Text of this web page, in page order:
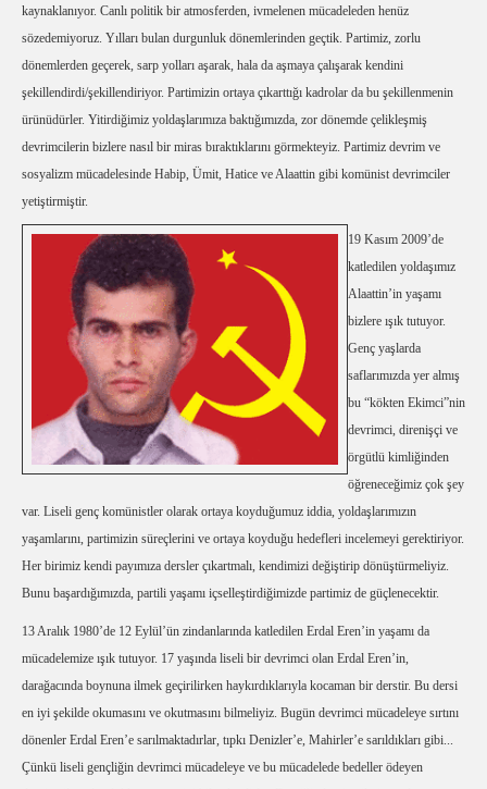
kaynaklanıyor. Canlı politik bir atmosferden, ivmelenen mücadeleden henüz
sözedemiyoruz. Yılları bulan durgunluk dönemlerinden geçtik. Partimiz, zorlu
dönemlerden geçerek, sarp yolları aşarak, hala da aşmaya çalışarak kendini
şekillendirdi/şekillendiriyor. Partimizin ortaya çıkarttığı kadrolar da bu şekillenmenin
ürünüdürler. Yitirdiğimiz yoldaşlarımıza baktığımızda, zor dönemde çelikleşmiş
devrimcilerin bizlere nasıl bir miras bıraktıklarını görmekteyiz. Partimiz devrim ve
sosyalizm mücadelesinde Habip, Ümit, Hatice ve Alaattin gibi komünist devrimciler
yetiştirmiştir.
19 Kasım 2009’de
katledilen yoldaşımız
Alaattin’in yaşamı
bizlere ışık tutuyor.
Genç yaşlarda
saflarımızda yer almış
bu “kökten Ekimci”nin
devrimci, direnişçi ve
örgütlü kimliğinden
öğreneceğimiz çok şey
var. Liseli genç komünistler olarak ortaya koyduğumuz iddia, yoldaşlarımızın
yaşamlarını, partimizin süreçlerini ve ortaya koyduğu hedefleri incelemeyi gerektiriyor.
Her birimiz kendi payımıza dersler çıkartmalı, kendimizi değiştirip dönüştürmeliyiz.
Bunu başardığımızda, partili yaşamı içselleştirdiğimizde partimiz de güçlenecektir.
13 Aralık 1980’de 12 Eylül’ün zindanlarında katledilen Erdal Eren’in yaşamı da
mücadelemize ışık tutuyor. 17 yaşında liseli bir devrimci olan Erdal Eren’in,
darağacında boynuna ilmek geçirilirken haykırdıklarıyla kocaman bir derstir. Bu dersi
en iyi şekilde okumasını ve okutmasını bilmeliyiz. Bugün devrimci mücadeleye sırtını
dönenler Erdal Eren’e sarılmaktadırlar, tıpkı Denizler’e, Mahirler’e sarıldıkları gibi...
Çünkü liseli gençliğin devrimci mücadeleye ve bu mücadelede bedeller ödeyen